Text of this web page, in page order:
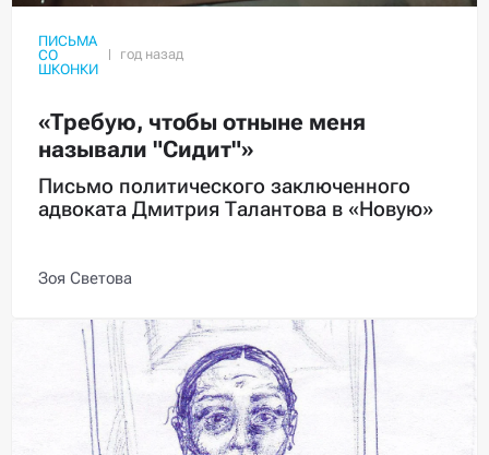
ПИСЬМА
СО
ШКОНКИ
«Требую, чтобы отныне меня
называли "Сидит"»
Письмо политического заключенного
адвоката Дмитрия Талантова в «Новую»
Зоя Светова